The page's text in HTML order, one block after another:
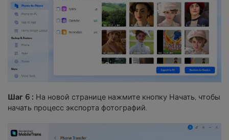
Шаг 6 : На новой странице нажмите кнопку Начать, чтобы
начать процесс экспорта фотографий.